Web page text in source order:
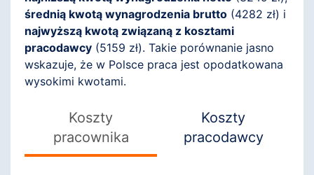
średnią kwotą wynagrodzenia brutto (4282 zł) i
najwyższą kwotą związaną z kosztami
pracodawcy (5159 zł). Takie porównanie jasno
wskazuje, że w Polsce praca jest opodatkowana
wysokimi kwotami.
Koszty
pracownika
Koszty
pracodawcy